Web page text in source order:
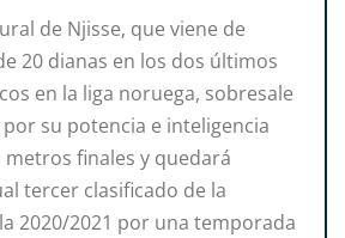
de Njisse, que viene de
20 dianas en los dos últimos
en la liga noruega, sobresale
su potencia e inteligencia
metros finales y quedará
tercer clasificado de la
2020/2021 por una temporada